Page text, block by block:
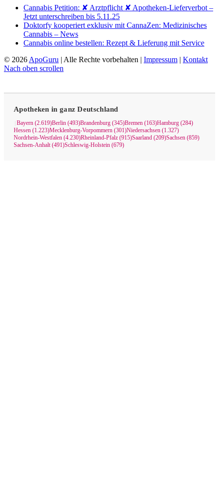
Cannabis Petition: ✘ Arztpflicht ✘ Apotheken-Lieferverbot –
Jetzt unterschreiben bis 5.11.25
Doktorfy kooperiert exklusiv mit CannaZen: Medizinisches
Cannabis – News
Cannabis online bestellen: Rezept & Lieferung mit Service
© 2026 ApoGuru | Alle Rechte vorbehalten | Impressum | Kontakt
Nach oben scrollen
Apotheken in ganz Deutschland
Bayern (2.619)Berlin (493)Brandenburg (345)Bremen (163)Hamburg (284)
Hessen (1.223)Mecklenburg-Vorpommern (301)Niedersachsen (1.327)
Nordrhein-Westfalen (4.230)Rheinland-Pfalz (915)Saarland (209)Sachsen (859)
Sachsen-Anhalt (491)Schleswig-Holstein (679)